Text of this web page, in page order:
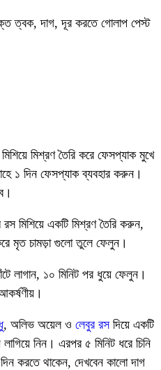
ত্বক, দাগ, দূর করতে গোলাপ পেস্ট
মিশ্রণ তৈরি করে ফেসপ্যাক মুখে
১ দিন ফেসপ্যাক ব্যবহার করুন।
রস মিশিয়ে একটি মিশ্রণ তৈরি করুন,
মৃত চামড়া গুলো তুলে ফেলুন।
লাগান, ১০ মিনিট পর ধুয়ে ফেলুন।
, অলিভ অয়েল ও লেবুর রসদিয়ে একটি
নিন। এরপর ৫ মিনিট ধরে চিনি
করতে থাকেন, দেখবেন কালো দাগ